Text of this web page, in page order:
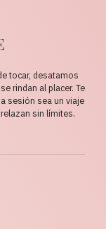
tocar, desatamos
rindan al placer. Te
sesión sea un viaje
sin límites.